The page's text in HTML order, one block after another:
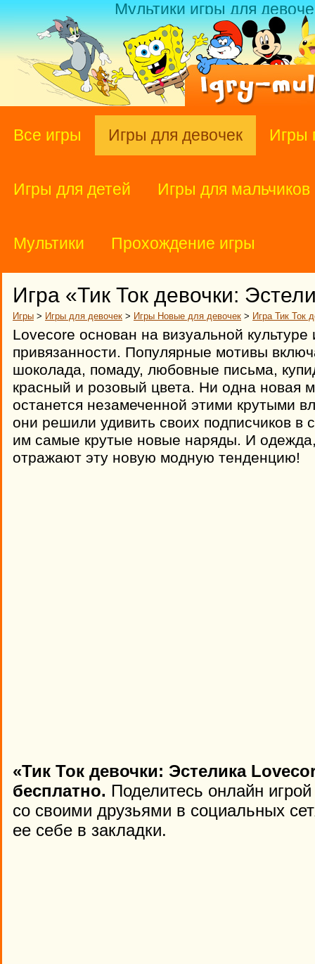
Мультики игры для
Все игры Игры для девочек Игры
Игры для детей Игры для мальчиков
Мультики Прохождение игры
Игра «Тик Ток девочки:
Игры > Игры для девочек > Игры Новые для девочек > Игра Тик Ток
Lovecore основан на визуальной
привязанности. Популярные мотивы
шоколада, помаду, любовные письма,
красный и розовый цвета. Ни одна новая
останется незамеченной этими крутыми
они решили удивить своих подписчиков в
им самые крутые новые наряды. И
отражают эту новую модную тенденцию!
«Тик Ток девочки: Эстелика
бесплатно. Поделитесь онлайн
со своими друзьями в социальных
ее себе в закладки.